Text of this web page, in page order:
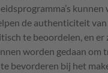
de authenticiteit
te beoordelen, en er
worden gedaan om
bevorderen bij het